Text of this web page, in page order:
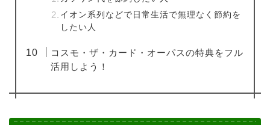
イオン系列などで日常生活で無理なく節約を
したい人
コスモ・ザ・カード・オーパスの特典をフル
活用しよう！